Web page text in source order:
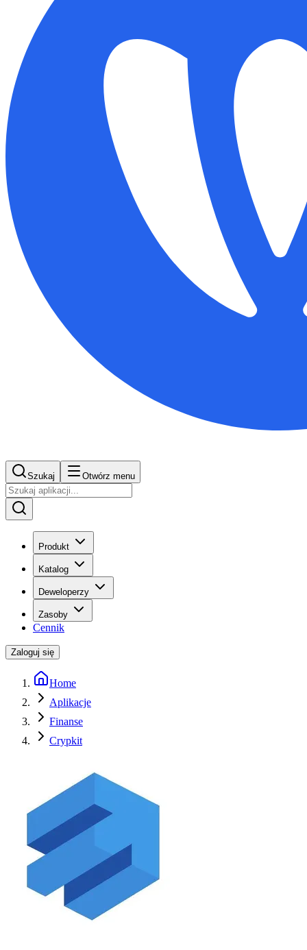
Szukaj Otwórz menu
Produkt
Katalog
Deweloperzy
Zasoby
Cennik
Zaloguj się
Home
Aplikacje
Finanse
Crypkit